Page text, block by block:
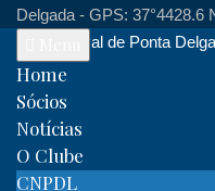
Delgada - GPS: 37°4428.6
Clube Naval de Ponta
Home
Sócios
Notícias
O Clube
CNPDL